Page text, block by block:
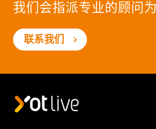
我们会指派专业的顾问
联系我们